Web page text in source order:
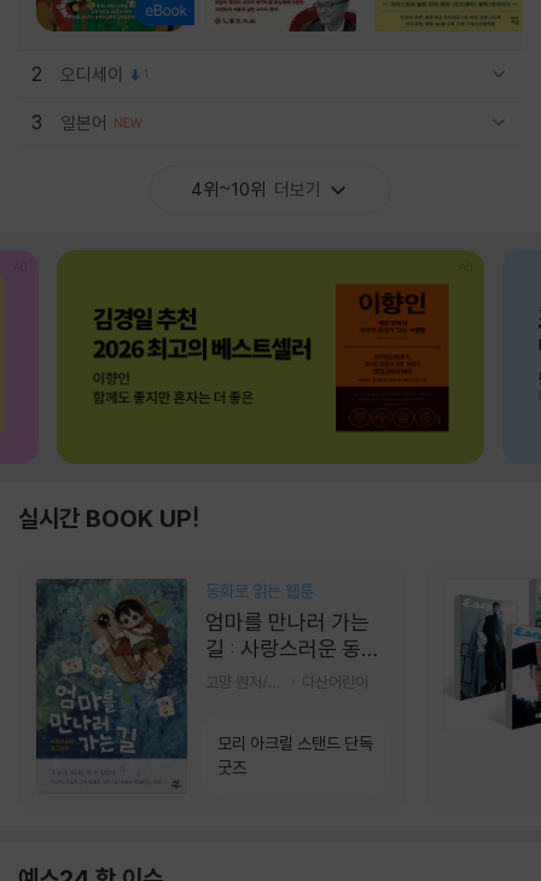
2 오디세이 1
3 일본어
4위~10위 더보기
실시간 BOOK UP!
동화로 읽는 웹툰
엄마를 만나러 가는
길 : 사랑스러운 동그
라미
다산어린이
모리 아크릴 스탠드 단독
굿즈